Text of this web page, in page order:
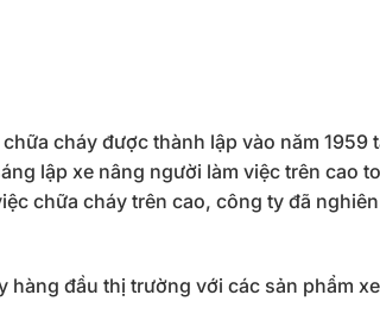
cháy được thành lập vào năm
lập xe nâng người làm việc trên cao
chữa cháy trên cao, công ty đã
hàng đầu thị trường với các sản phẩm